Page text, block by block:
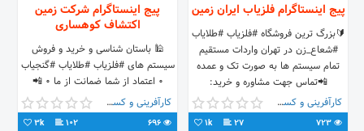
پیج اینستاگرام فلزیاب ایران زمین
🔰بزرگ ترین فروشگاه #فلزیاب #طلایاب
#شعاع_زن در تهران واردات مستقیم
تمام سیستم ها به صورت تک و عمده
📲تماس جهت مشاوره و خرید:
09191424929
کارآفرینی و کسب و کار
27
1k
پیج اینستاگرام شرکت زمین
اکتشاف کوهساری
🕌 باستان شناسی و خرید و فروش
سیستم های #فلزیاب #طلایاب #گنجیاب
۰ اعتماد از شما ضمانت از ما ۰ 📲
تماس: 09191424929 Civilization
and archeology
کارآفرینی و کسب و کار
102
3k